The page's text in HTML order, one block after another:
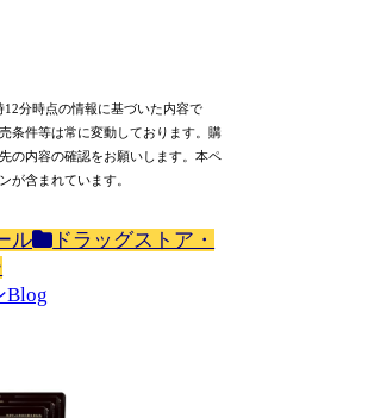
12分時点の情報に基づいた内容で
条件等は常に変動しております。購
の内容の確認をお願いします。本ペ
が含まれています。
ル
ドラッグストア・
Blog